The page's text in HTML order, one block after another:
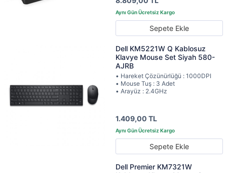
Sepete Ekle
Dell KM5221W Q Kablosuz
Klavye Mouse Set Siyah 580-
AJRB
• Hareket Çözünürlüğü : 1000DPI
• Mouse Tuş : 3 Adet
• Arayüz : 2.4GHz
1.409,00 TL
Sepete Ekle
Dell Premier KM7321W